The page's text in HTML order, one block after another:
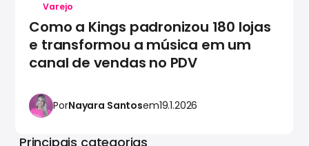
Varejo
Como a Kings padronizou 180 lojas
e transformou a música em um
canal de vendas no PDV
PorNayara Santosem19.1.2026
Principais categorias